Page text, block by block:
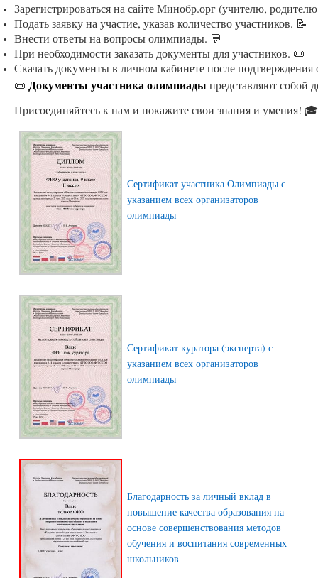
Зарегистрироваться на сайте Минобр.орг (учителю,
Подать заявку на участие, указав количество участников. 📝
Внести ответы на вопросы олимпиады. 💬
При необходимости заказать документы для участников. 📜
Скачать документы в личном кабинете после
📜 Документы участника олимпиады представляют собой
Присоединяйтесь к нам и покажите свои знания и умения! 🎓
Сертификат участника Олимпиады с
указанием всех организаторов
олимпиады
Сертификат куратора (эксперта) с
указанием всех организаторов
олимпиады
Благодарность за личный вклад в
повышение качества образования на
основе совершенствования методов
обучения и воспитания современных
школьников